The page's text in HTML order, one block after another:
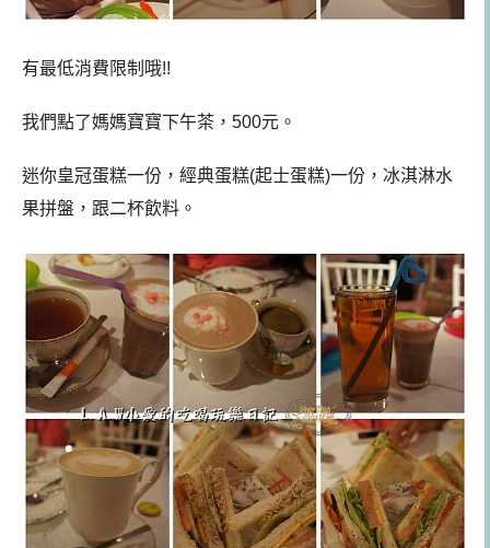
有最低消費限制哦!!
我們點了媽媽寶寶下午茶，500元。
迷你皇冠蛋糕一份，經典蛋糕(起士蛋糕)一份，冰淇淋水
果拼盤，跟二杯飲料。